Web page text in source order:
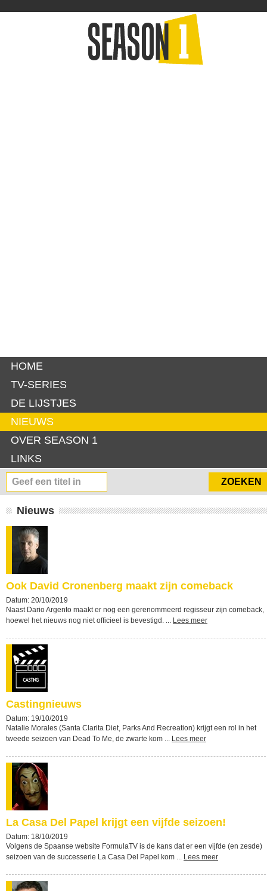
HOME
TV-SERIES
DE LIJSTJES
NIEUWS
OVER SEASON 1
LINKS
Nieuws
Ook David Cronenberg maakt zijn comeback
Datum: 20/10/2019
Naast Dario Argento maakt er nog een gerenommeerd regisseur zijn comeback,
hoewel het nieuws nog niet officieel is bevestigd. ... Lees meer
Castingnieuws
Datum: 19/10/2019
Natalie Morales (Santa Clarita Diet, Parks And Recreation) krijgt een rol in het
tweede seizoen van Dead To Me, de zwarte kom ... Lees meer
La Casa Del Papel krijgt een vijfde seizoen!
Datum: 18/10/2019
Volgens de Spaanse website FormulaTV is de kans dat er een vijfde (en zesde)
seizoen van de successerie La Casa Del Papel kom ... Lees meer